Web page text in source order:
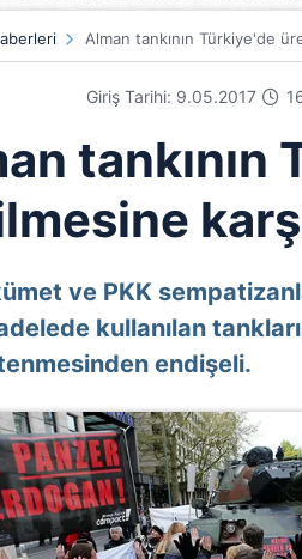
Alman tankının Türkiye'de
Giriş Tarihi: 9.05.2017
tankının
ve PKK
kullanılan
endişeli.